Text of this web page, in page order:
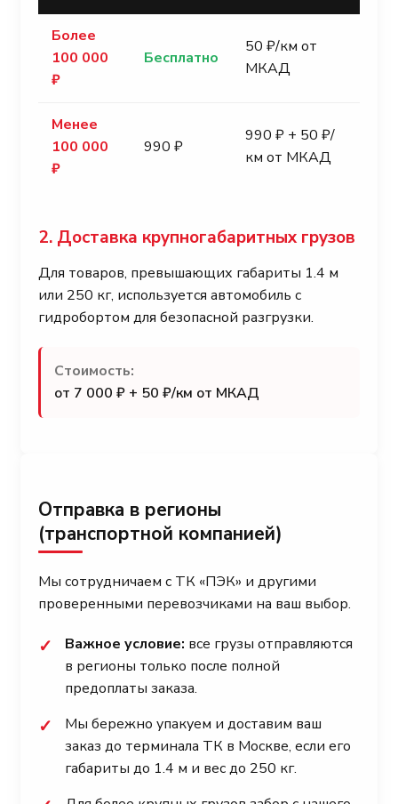
Более
100 000
₽
Бесплатно
50 ₽/км от
МКАД
Менее
100 000
₽
990 ₽
990 ₽ + 50 ₽/
км от МКАД
2. Доставка крупногабаритных грузов
Для товаров, превышающих габариты 1.4 м
или 250 кг, используется автомобиль с
гидробортом для безопасной разгрузки.
Стоимость:
от 7 000 ₽ + 50 ₽/км от МКАД
Отправка в регионы
(транспортной компанией)
Мы сотрудничаем с ТК «ПЭК» и другими
проверенными перевозчиками на ваш выбор.
✓ Важное условие: все грузы отправляются
в регионы только после полной
предоплаты заказа.
✓
Мы бережно упакуем и доставим ваш
заказ до терминала ТК в Москве, если его
габариты до 1.4 м и вес до 250 кг.